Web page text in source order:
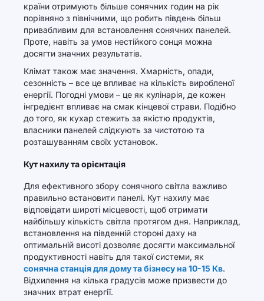
країни отримують більше сонячних годин на рік
порівняно з північними, що робить південь більш
привабливим для встановлення сонячних панелей.
Проте, навіть за умов нестійкого сонця можна
досягти значних результатів.
Клімат також має значення. Хмарність, опади,
сезонність – все це впливає на кількість виробленої
енергії. Погодні умови – це як кулінарія, де кожен
інгредієнт впливає на смак кінцевої страви. Подібно
до того, як кухар стежить за якістю продуктів,
власники панелей слідкують за чистотою та
розташуванням своїх установок.
Кут нахилу та орієнтація
Для ефективного збору сонячного світла важливо
правильно встановити панелі. Кут нахилу має
відповідати широті місцевості, щоб отримати
найбільшу кількість світла протягом дня. Наприклад,
встановлення на південній стороні даху на
оптимальній висоті дозволяє досягти максимальної
продуктивності навіть для такої системи, як
сонячна станція для дому та бізнесу на 10-15 Кв.
Відхилення на кілька градусів може призвести до
значних втрат енергії.